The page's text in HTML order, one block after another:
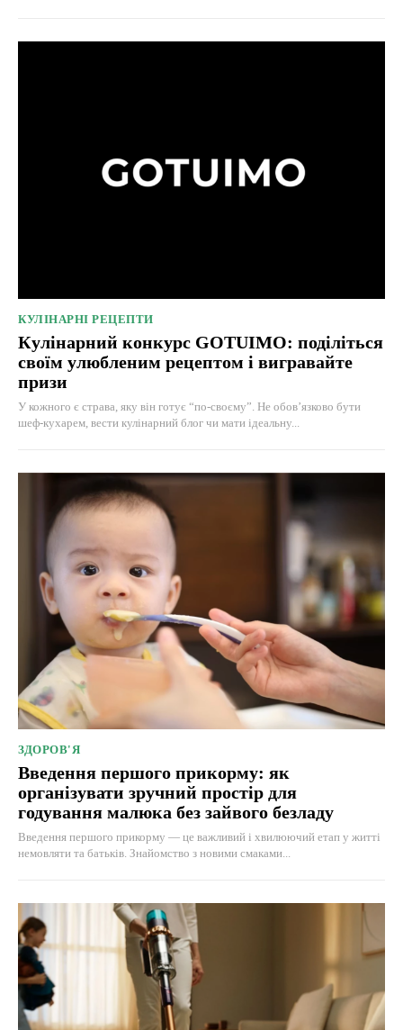
КУЛІНАРНІ РЕЦЕПТИ
Кулінарний конкурс GOTUIMO: поділіться
своїм улюбленим рецептом і вигравайте
призи
У кожного є страва, яку він готує “по-своєму”. Не обов’язково бути
шеф-кухарем, вести кулінарний блог чи мати ідеальну...
ЗДОРОВ'Я
Введення першого прикорму: як
організувати зручний простір для
годування малюка без зайвого безладу
Введення першого прикорму — це важливий і хвилюючий етап у житті
немовляти та батьків. Знайомство з новими смаками...